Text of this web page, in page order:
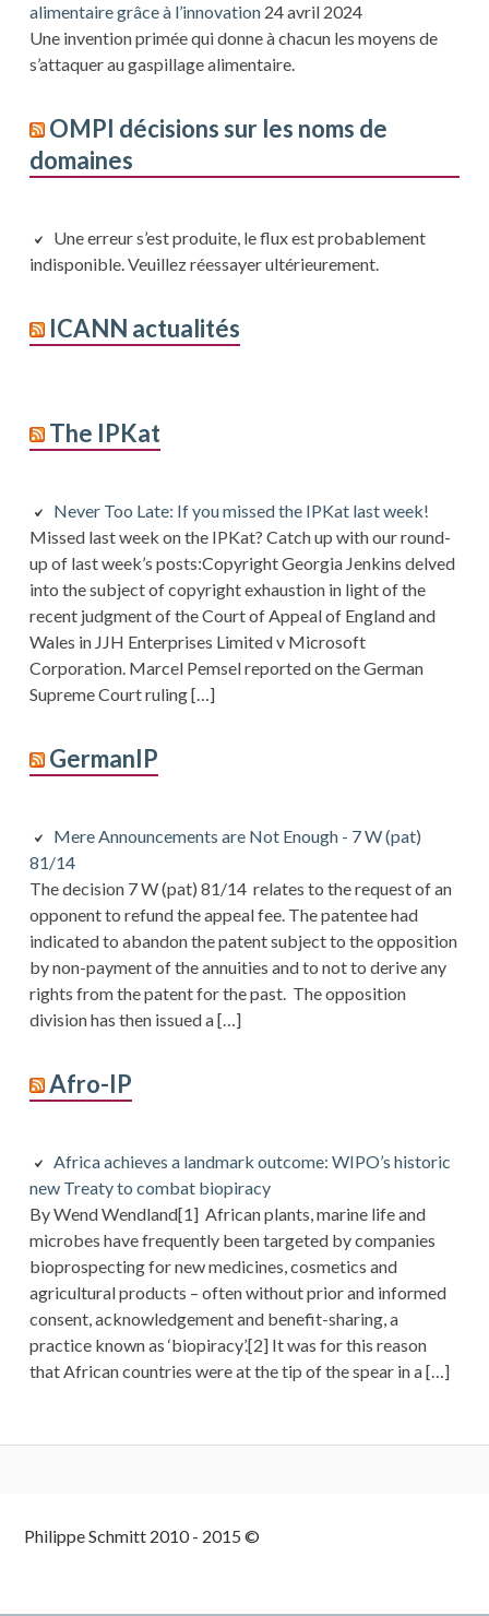
alimentaire grâce à l’innovation 24 avril 2024
Une invention primée qui donne à chacun les moyens de
s’attaquer au gaspillage alimentaire.
OMPI décisions sur les noms de
domaines
Une erreur s’est produite, le flux est probablement
indisponible. Veuillez réessayer ultérieurement.
ICANN actualités
The IPKat
Never Too Late: If you missed the IPKat last week!
Missed last week on the IPKat? Catch up with our round-
up of last week’s posts:Copyright Georgia Jenkins delved
into the subject of copyright exhaustion in light of the
recent judgment of the Court of Appeal of England and
Wales in JJH Enterprises Limited v Microsoft
Corporation. Marcel Pemsel reported on the German
Supreme Court ruling […]
GermanIP
Mere Announcements are Not Enough - 7 W (pat)
81/14
The decision 7 W (pat) 81/14 relates to the request of an
opponent to refund the appeal fee. The patentee had
indicated to abandon the patent subject to the opposition
by non-payment of the annuities and to not to derive any
rights from the patent for the past. The opposition
division has then issued a […]
Afro-IP
Africa achieves a landmark outcome: WIPO’s historic
new Treaty to combat biopiracy
By Wend Wendland[1] African plants, marine life and
microbes have frequently been targeted by companies
bioprospecting for new medicines, cosmetics and
agricultural products – often without prior and informed
consent, acknowledgement and benefit-sharing, a
practice known as ‘biopiracy’.[2] It was for this reason
that African countries were at the tip of the spear in a […]
Colonne
Philippe Schmitt 2010 - 2015 ©